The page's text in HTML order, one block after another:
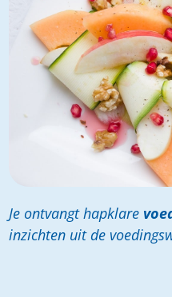
Je ontvangt hapklare
inzichten uit de